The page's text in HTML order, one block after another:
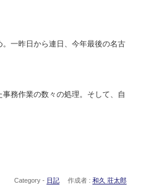
一昨日から連日、今年最後の名古
務作業の数々の処理。そして、自
Category - 日記 作成者 : 和久 荘太郎